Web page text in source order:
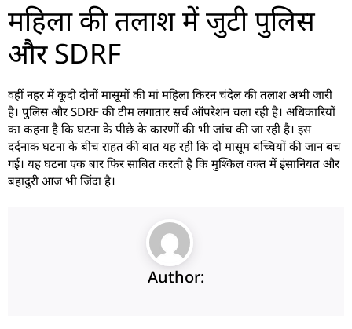
महिला की तलाश में जुटी पुलिस
और SDRF
वहीं नहर में कूदी दोनों मासूमों की मां महिला किरन चंदेल की तलाश अभी जारी
है। पुलिस और SDRF की टीम लगातार सर्च ऑपरेशन चला रही है। अधिकारियों
का कहना है कि घटना के पीछे के कारणों की भी जांच की जा रही है। इस
दर्दनाक घटना के बीच राहत की बात यह रही कि दो मासूम बच्चियों की जान बच
गई। यह घटना एक बार फिर साबित करती है कि मुश्किल वक्त में इंसानियत और
बहादुरी आज भी जिंदा है।
Author: